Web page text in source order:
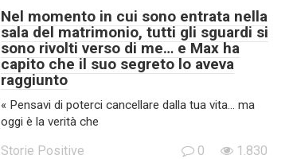
Nel momento in cui sono entrata nella
sala del matrimonio, tutti gli sguardi si
sono rivolti verso di me… e Max ha
capito che il suo segreto lo aveva
raggiunto
« Pensavi di poterci cancellare dalla tua vita… ma
oggi è la verità che
Storie Positive 0 1.830